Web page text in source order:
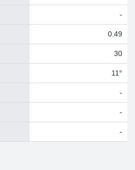
-
0.49
30
11°
-
-
-